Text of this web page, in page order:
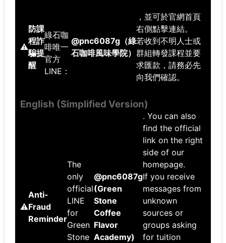
⚠️
防課
程詐
騙提
醒
綠石咖
啡唯一
官方
LINE：
@pnc6087g（綠
石咖啡風味學院）
，並可於官網首頁
右側點擊連結。
若收到不明人士或
群組轉發課程並要
求匯款，請務必先
向我們確認。
English (Simplified Version)
⚠️
Anti-
Fraud
Reminder
The
only
official
LINE
for
Green
Stone
@pnc6087g
(Green
Stone
Coffee
Flavor
Academy)
. You can also
find the official
link on the right
side of our
homepage.
If you receive
messages from
unknown
sources or
groups asking
for tuition